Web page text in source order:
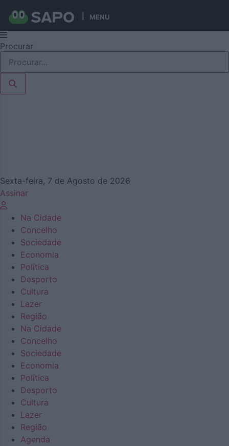
MENU
Pular
para
conteúdo
Procurar
Sexta-feira, 7 de Agosto de 2026
Assinar
Na Cidade
Concelho
Sociedade
Economia
Política
Desporto
Cultura
Lazer
Região
Na Cidade
Concelho
Sociedade
Economia
Política
Desporto
Cultura
Lazer
Região
Agenda